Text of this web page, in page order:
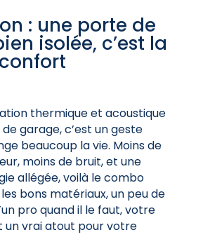
: une porte de
isolée, c’est la
thermique et acoustique
garage, c’est un geste
beaucoup la vie. Moins de
moins de bruit, et une
allégée, voilà le combo
bons matériaux, un peu de
pro quand il le faut, votre
un vrai atout pour votre